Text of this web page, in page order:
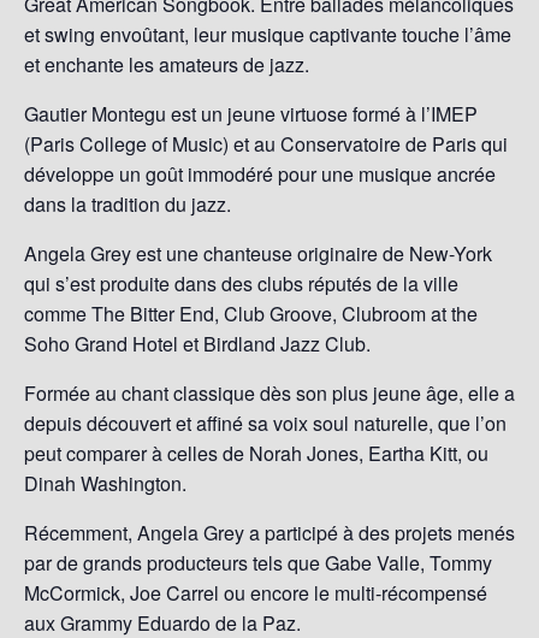
et swing envoûtant, leur musique captivante touche l’âme
et enchante les amateurs de jazz.
Gautier Montegu est un jeune virtuose formé à l’IMEP
(Paris College of Music) et au Conservatoire de Paris qui
développe un goût immodéré pour une musique ancrée
dans la tradition du jazz.
Angela Grey est une chanteuse originaire de New-York
qui s’est produite dans des clubs réputés de la ville
comme The Bitter End, Club Groove, Clubroom at the
Soho Grand Hotel et Birdland Jazz Club.
Formée au chant classique dès son plus jeune âge, elle a
depuis découvert et affiné sa voix soul naturelle, que l’on
peut comparer à celles de Norah Jones, Eartha Kitt, ou
Dinah Washington.
Récemment, Angela Grey a participé à des projets menés
par de grands producteurs tels que Gabe Valle, Tommy
McCormick, Joe Carrel ou encore le multi-récompensé
aux Grammy Eduardo de la Paz.